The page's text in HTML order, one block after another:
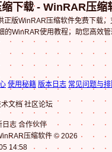
下载 - WinRAR压缩
正版WinRAR压缩软件免费下载
的WinRAR使用教程，助您高效
使用秘籍 版本日志 常见问题与
文档 社区论坛
日志 合作伙伴
压缩软件 © 2026
14:58